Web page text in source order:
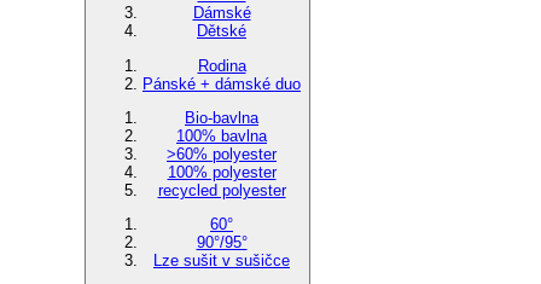
Dámské
Dětské
Rodina
Pánské + dámské duo
Bio-bavlna
100% bavlna
>60% polyester
100% polyester
recycled polyester
60°
90°/95°
Lze sušit v sušičce